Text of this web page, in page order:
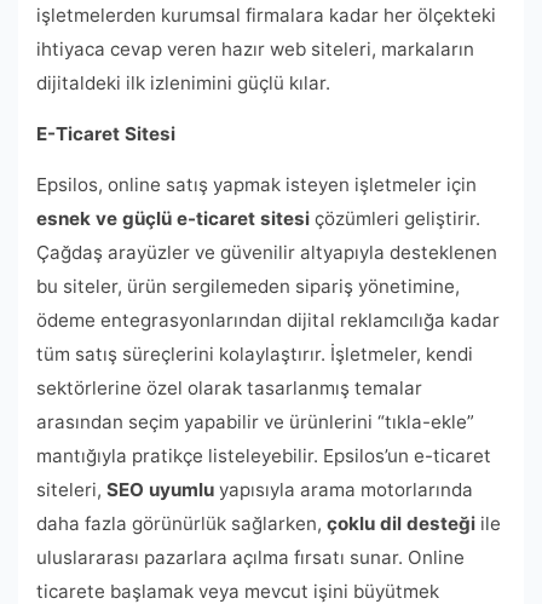
işletmelerden kurumsal firmalara kadar her ölçekteki
ihtiyaca cevap veren hazır web siteleri, markaların
dijitaldeki ilk izlenimini güçlü kılar.
E-Ticaret Sitesi
Epsilos, online satış yapmak isteyen işletmeler için
esnek ve güçlü e-ticaret sitesi çözümleri geliştirir.
Çağdaş arayüzler ve güvenilir altyapıyla desteklenen
bu siteler, ürün sergilemeden sipariş yönetimine,
ödeme entegrasyonlarından dijital reklamcılığa kadar
tüm satış süreçlerini kolaylaştırır. İşletmeler, kendi
sektörlerine özel olarak tasarlanmış temalar
arasından seçim yapabilir ve ürünlerini “tıkla-ekle”
mantığıyla pratikçe listeleyebilir. Epsilos’un e-ticaret
siteleri, SEO uyumlu yapısıyla arama motorlarında
daha fazla görünürlük sağlarken, çoklu dil desteği ile
uluslararası pazarlara açılma fırsatı sunar. Online
ticarete başlamak veya mevcut işini büyütmek